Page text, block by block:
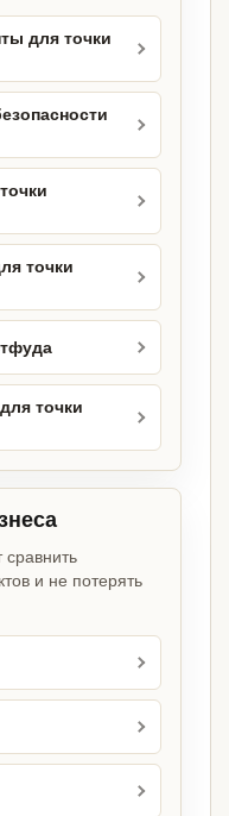
для точки
точки
точки
и не потерять